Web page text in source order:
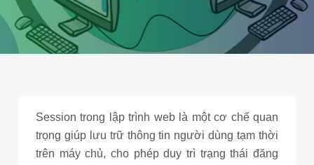
Session trong lập trình web là một cơ chế quan
trọng giúp lưu trữ thông tin người dùng tạm thời
trên máy chủ, cho phép duy trì trạng thái đăng